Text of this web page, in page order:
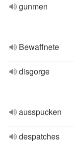
gunmen
Bewaffnete
disgorge
ausspucken
despatches